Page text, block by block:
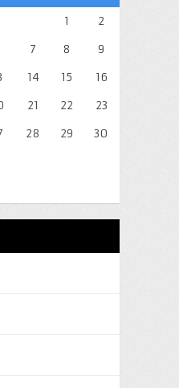
1
2
7 8
9
14 15
16
21 22
23
28 29
30